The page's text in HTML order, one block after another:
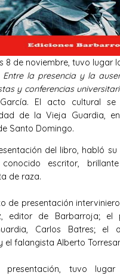
8 de noviembre, tuvo lugar
Entre la presencia y la
y conferencias
El acto cultural
de la Vieja Guardia,
Santo Domingo.
del libro, habló su
conocido escritor,
de raza.
de presentación
editor de Barbarroja; el
Carlos Batres; el
el falangista Alberto
tuvo